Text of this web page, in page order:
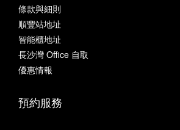
條款與細則
順豐站地址
智能櫃地址
長沙灣 Office 自取
優惠情報
預約服務